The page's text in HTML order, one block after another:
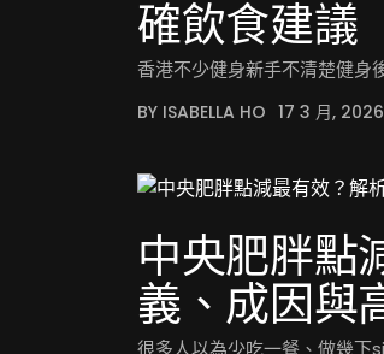
確飲食建議
香港不少健身新手不清楚健身
BY ISABELLA HO 17 3 月, 2026
中央肥胖點
義、成因與
很多人以為少吃一餐、做幾下